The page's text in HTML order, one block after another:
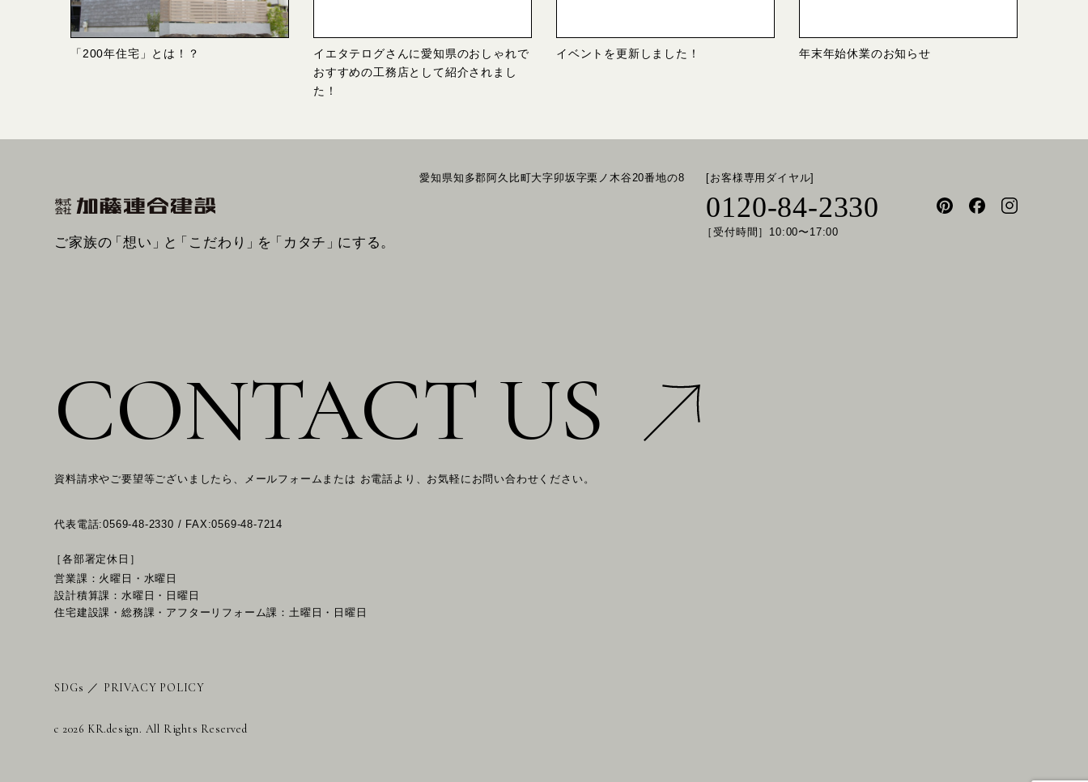
「200年住宅」とは！？
イエタテログさんに愛知県のおしゃれで
おすすめの工務店として紹介されまし
た！
イベントを更新しました！ 年末年始休業のお知らせ
愛知県知多郡阿久比町大字卯坂字栗ノ木谷20番地の8 [お客様専用ダイヤル]
0120-84-2330
［受付時間］10:00〜17:00
ご家族の「想い」と「こだわり」を「カタチ」にする。
CONTACT US
資料請求やご要望等ございましたら、メールフォームまたは お電話より、お気軽にお問い合わせください。
代表電話:0569-48-2330 / FAX:0569-48-7214
［各部署定休日］
営業課：火曜日・水曜日
設計積算課：水曜日・日曜日
住宅建設課・総務課・アフターリフォーム課：土曜日・日曜日
SDGs ／ PRIVACY POLICY
c 2026 KR.design. All Rights Reserved